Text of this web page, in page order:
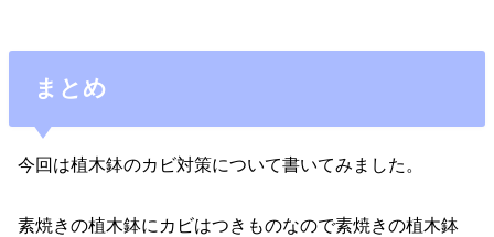
まとめ
今回は植木鉢のカビ対策について書いてみました。
素焼きの植木鉢にカビはつきものなので素焼きの植木鉢